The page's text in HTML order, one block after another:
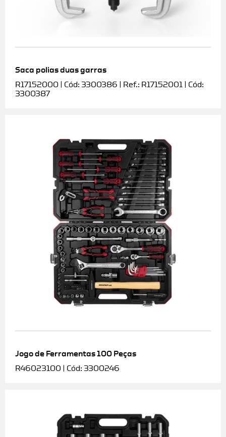
Saca polias duas garras
R17152000 | Cód: 3300386 | Ref.: R17152001 | Cód:
3300387
Jogo de Ferramentas 100 Peças
R46023100 | Cód: 3300246